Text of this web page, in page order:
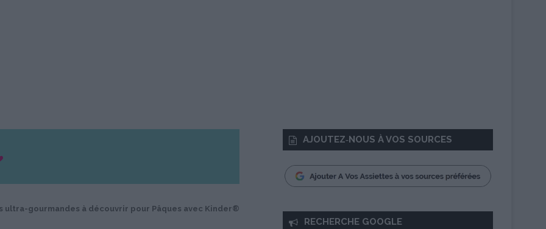
ultra-gourmandes à découvrir pour Pâques avec Kinder®
AJOUTEZ‑NOUS À VOS SOURCES
RECHERCHE GOOGLE